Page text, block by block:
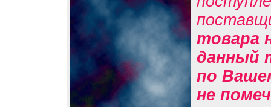
товара
данный
по
не